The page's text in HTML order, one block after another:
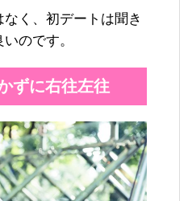
く、初デートは聞き
のです。
ずに右往左往